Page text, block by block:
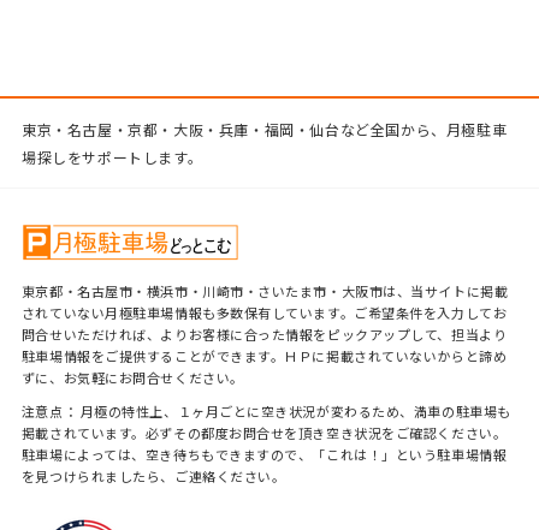
東京・名古屋・京都・大阪・兵庫・福岡・仙台など全国から、月極駐車
場探しをサポートします。
東京都・名古屋市・横浜市・川崎市・さいたま市・大阪市は、当サイトに掲載
されていない月極駐車場情報も多数保有しています。ご希望条件を入力してお
問合せいただければ、よりお客様に合った情報をピックアップして、担当より
駐車場情報をご提供することができます。ＨＰに掲載されていないからと諦め
ずに、お気軽にお問合せください。
注意点： 月極の特性上、１ヶ月ごとに空き状況が変わるため、満車の駐車場も
掲載されています。必ずその都度お問合せを頂き空き状況をご確認ください。
駐車場によっては、空き待ちもできますので、「これは！」という駐車場情報
を見つけられましたら、ご連絡ください。